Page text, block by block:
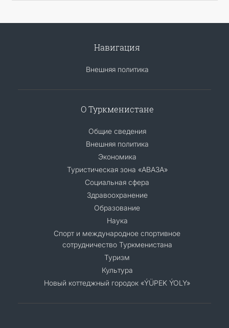
Навигация
Внешняя политика
О Туркменистане
Общие сведения
Внешняя политика
Экономика
Туристическая зона «АВАЗА»
Социальная сфера
Здравоохранение
Образование
Наука
Спорт и международное спортивное
сотрудничество Туркменистана
Туризм
Культура
Новый коттеджный городок «ÝÜPEK ÝOLY»